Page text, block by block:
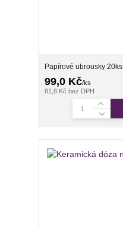
Papírové ubrousky 20ks
99,0 Kč/ks
81,8 Kč bez DPH